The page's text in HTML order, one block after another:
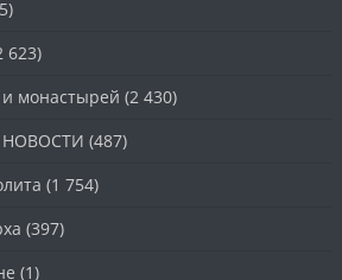
623)
монастырей (2 430)
(487)
(1 754)
(397)
(1)